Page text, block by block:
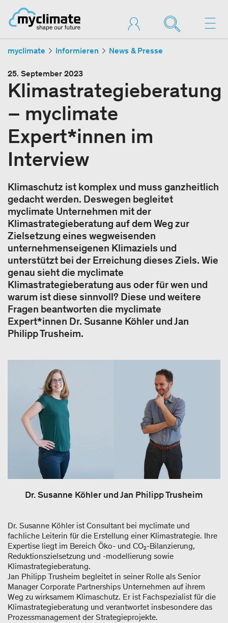
myclimate Informieren News & Presse
25. September 2023
Klimastrategieberatung
– myclimate
Expert*innen im
Interview
Klimaschutz ist komplex und muss ganzheitlich
gedacht werden. Deswegen begleitet
myclimate Unternehmen mit der
Klimastrategieberatung auf dem Weg zur
Zielsetzung eines wegweisenden
unternehmenseigenen Klimaziels und
unterstützt bei der Erreichung dieses Ziels. Wie
genau sieht die myclimate
Klimastrategieberatung aus oder für wen und
warum ist diese sinnvoll? Diese und weitere
Fragen beantworten die myclimate
Expert*innen Dr. Susanne Köhler und Jan
Philipp Trusheim.
Dr. Susanne Köhler und Jan Philipp Trusheim
Dr. Susanne Köhler ist Consultant bei myclimate und
fachliche Leiterin für die Erstellung einer Klimastrategie. Ihre
Expertise liegt im Bereich Öko- und CO₂-Bilanzierung,
Reduktionszielsetzung und -modellierung sowie
Klimastrategieberatung.
Jan Philipp Trusheim begleitet in seiner Rolle als Senior
Manager Corporate Partnerships Unternehmen auf ihrem
Weg zu wirksamem Klimaschutz. Er ist Fachspezialist für die
Klimastrategieberatung und verantwortet insbesondere das
Prozessmanagement der Strategieprojekte.